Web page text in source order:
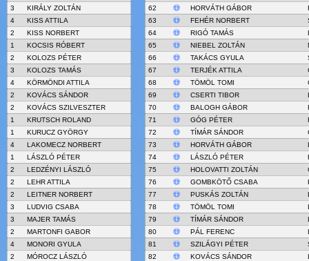
3
KIRÁLY ZOLTÁN
4
KISS ATTILA
2
KISS NORBERT
1
KOCSIS RÓBERT
2
KOLOZS PÉTER
3
KOLOZS TAMÁS
4
KÖRMÖNDI ATTILA
2
KOVÁCS SÁNDOR
2
KOVÁCS SZILVESZTER
1
KRUTSCH ROLAND
1
KURUCZ GYÖRGY
4
LAKOMECZ NORBERT
1
LÁSZLÓ PÉTER
2
LEDZÉNYI LÁSZLÓ
2
LEHR ATTILA
2
LEITNER NORBERT
3
LUDVIG CSABA
3
MAJER TAMÁS
2
MARTONFI GABOR
4
MONORI GYULA
2
MÓROCZ LÁSZLÓ
62
HORVÁTH GÁBOR
63
FEHÉR NORBERT
64
RIGÓ TAMÁS
65
NIEBEL ZOLTÁN
66
TAKÁCS GYULA
67
TERJÉK ATTILA
68
TÖMÖL TOMI
69
CSERTI TIBOR
70
BALOGH GÁBOR
71
GÓG PÉTER
72
TÍMÁR SÁNDOR
73
HORVÁTH GÁBOR
74
LÁSZLÓ PÉTER
75
HOLOVATTI ZOLTÁN
76
GOMBKÖTŐ CSABA
77
PUSKÁS ZOLTÁN
78
TÖMÖL TOMI
79
TÍMÁR SÁNDOR
80
PÁL FERENC
81
SZILÁGYI PÉTER
82
KOVÁCS SÁNDOR